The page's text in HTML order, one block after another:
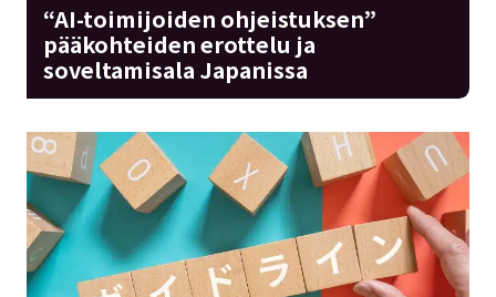
“AI-toimijoiden ohjeistuksen”
pääkohteiden erottelu ja
soveltamisala Japanissa